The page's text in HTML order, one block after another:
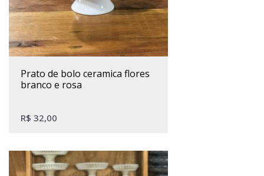
prato de bolo ceramica flores
branco e rosa
R$ 32,00